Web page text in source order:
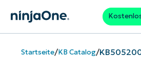
Startseite/KB Catalog/